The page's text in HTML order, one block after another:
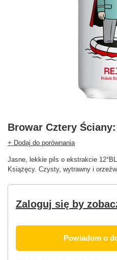
Browar Cztery
+ Dodaj do porównania
Jasne, lekkie pils o ekstrakcie
Książęcy. Czysty, wytrawny i
Zaloguj się by
Powiadom o